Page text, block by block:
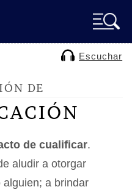
Escuchar
DE
de cualificar.
aludir a otorgar
a brindar